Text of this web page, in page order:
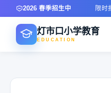
2026 春季招生中 限时
灯市口小学教育
EDUCATION